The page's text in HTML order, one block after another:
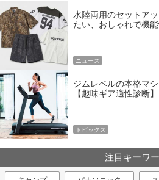
水陸両用のセットア
たい、おしゃれで機
ニュース
ジムレベルの本格マ
【趣味ギア適性診断】
トピックス
注目キーワ